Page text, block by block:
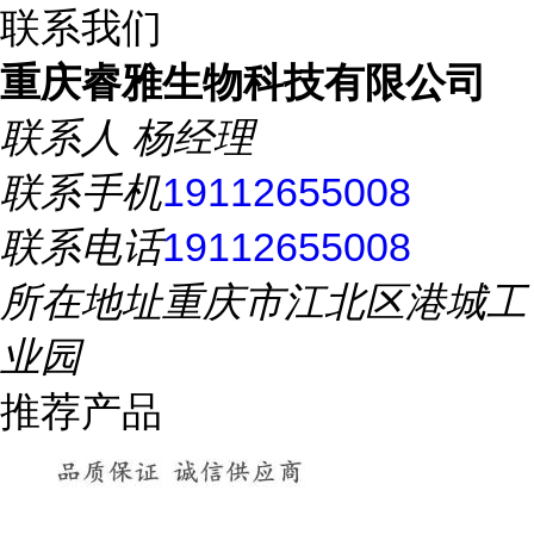
联系我们
重庆睿雅生物科技有限公司
联系人 杨经理
联系手机19112655008
联系电话19112655008
所在地址重庆市江北区港城工
业园
推荐产品